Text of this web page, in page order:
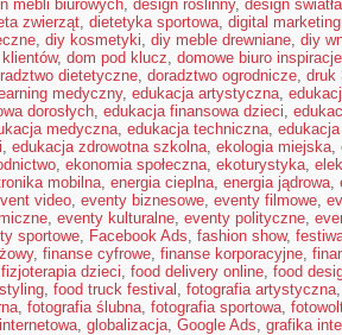
mebli biurowych, design roślinny, design światła
zwierząt, dietetyka sportowa, digital marketing
, diy kosmetyki, diy meble drewniane, diy
, dom pod klucz, domowe biuro inspiracje
dietetyczne, doradztwo ogrodnicze, druk
medyczny, edukacja artystyczna,
dorosłych, edukacja finansowa dzieci,
medyczna, edukacja techniczna,
, edukacja zdrowotna szkolna, ekologia miejska,
, ekonomia społeczna, ekoturystyka,
mobilna, energia cieplna, energia jądrowa,
video, eventy biznesowe, eventy filmowe,
, eventy kulturalne, eventy polityczne,
sportowe, Facebook Ads, fashion show,
, finanse cyfrowe, finanse korporacyjne,
fizjoterapia dzieci, food delivery online, food
, food truck festival , fotografia artystyczna
, fotografia ślubna, fotografia sportowa,
, globalizacja, Google Ads, grafika